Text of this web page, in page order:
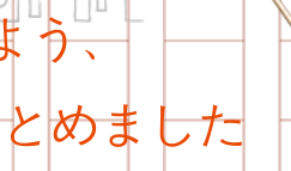
う、
めました